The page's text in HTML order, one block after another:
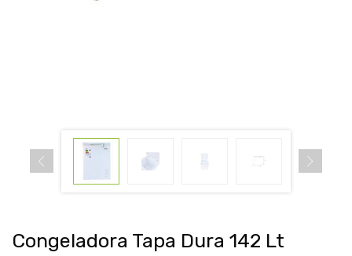
Congeladora Tapa Dura 142 Lt